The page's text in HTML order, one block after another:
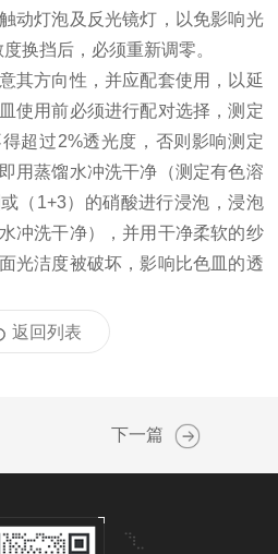
动灯泡及反光镜灯，以免影响光
换挡后，必须重新调零。
其方向性，并应配套使用，以延
使用前必须进行配对选择，测定
超过2%透光度，否则影响测定
用蒸馏水冲洗干净（测定有色溶
（1+3）的硝酸进行浸泡，浸泡
冲洗干净），并用干净柔软的纱
光洁度被破坏，影响比色皿的透
返回列表
下一篇